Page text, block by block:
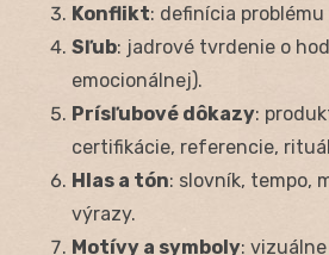
Konflikt: definícia
Sľub: jadrové tvrdenie o
emocionálnej).
Prísľubové dôkazy:
certifikácie, referencie,
Hlas a tón: slovník, tempo,
výrazy.
Motívy a symboly: